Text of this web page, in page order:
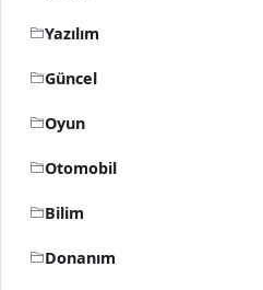
Yazılım
Güncel
Oyun
Otomobil
Bilim
Donanım